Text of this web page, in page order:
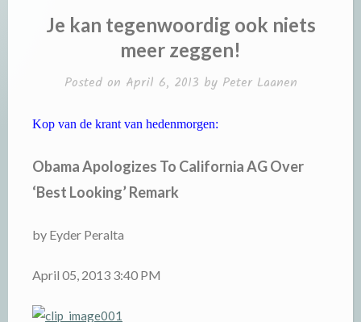
Je kan tegenwoordig ook niets
meer zeggen!
Posted on April 6, 2013 by Peter Laanen
Kop van de krant van hedenmorgen:
Obama Apologizes To California AG Over
‘Best Looking’ Remark
by Eyder Peralta
April 05, 2013 3:40 PM